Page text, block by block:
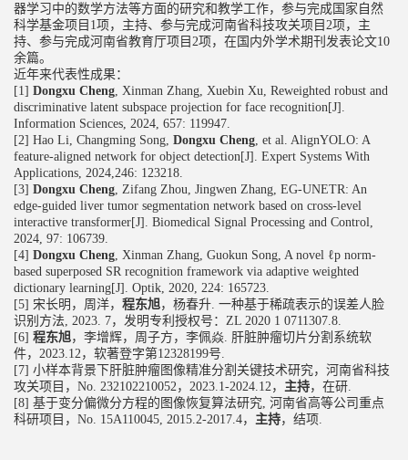
器学习中的数学方法等方面的研究和教学工作，参与完成国家自然
科学基金项目 1 项，主持、参与完成河南省科技攻关项目 2项，主
持、参与完成河南省教育厅项目 2项，在国内外学术期刊发表论文10
余篇。
近年来代表性成果：
[1] Dongxu Cheng , Xinman Zhang, Xuebin Xu, Reweighted robust and
discriminative latent subspace projection for face recognition[J].
Information Sciences, 2024, 657: 119947.
[2] Hao Li, Changming Song, Dongxu Cheng , et al. AlignYOLO: A
feature-aligned network for object detection[J]. Expert Systems With
Applications, 2024,246: 123218.
[3] Dongxu Cheng , Zifang Zhou, Jingwen Zhang, EG-UNETR: An
edge-guided liver tumor segmentation network based on cross-level
interactive transformer[J]. Biomedical Signal Processing and Control,
2024, 97: 106739.
[4] Dongxu Cheng , Xinman Zhang, Guokun Song, A novel ℓp norm-
based superposed SR recognition framework via adaptive weighted
dictionary learning[J]. Optik, 2020, 224: 165723.
[5] 宋长明，周洋， 程东旭，杨春升 一种基于稀疏表示的误差人脸
识别方法 , 2023. 7，发明专利授权号： ZL 2020 1 0711307.8.
[6] 程东旭，李增辉，周子方，李佩焱 肝脏肿瘤切片分割系统软
件， 2023.12 ，软著登字第12328199号
[7] 小样本背景下肝脏肿瘤图像精准分割关键技术研究，河南省科技
攻关项目， No. 232102210052 ， 2023.1-2024.12 ， 主持，在研
[8] 基于变分偏微分方程的图像恢复算法研究 河南省高等公司重点
科研项目， No. 15A110045, 2015.2-2017.4， 主持，结项